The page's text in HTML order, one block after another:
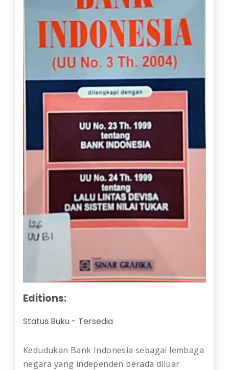
Editions:
Status Buku - Tersedia
Kedudukan Bank Indonesia sebagai lembaga
negara yang independen berada diluar